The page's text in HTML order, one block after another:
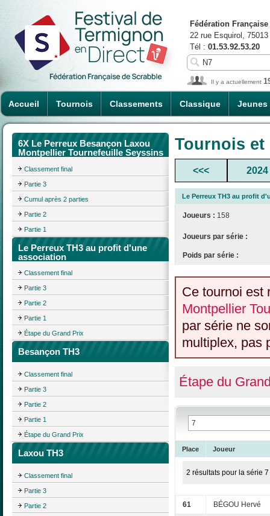
Accueil Tournois Classements Classique Jeunes
Fédération
22 rue Esquirol,
Tél : 01.53.92.53.20
Il y a actuellement
6X Le Perreux Besançon Laxou
Montpellier Tournefeuille Seyssins
Classement final
Partie 3
Cumul après 2 parties
Partie 2
Partie 1
Le Perreux TH3 au profit d'une
association
Classement final
Partie 3
Partie 2
Partie 1
Étape du Grand Prix
Besançon TH3
Classement final
Partie 3
Partie 2
Partie 1
Étape du Grand Prix
Laxou TH3
Classement final
Partie 3
Partie 2
Tournois
<<< 2024
Le Perreux TH3 au profit
Joueurs : 158
Joueurs par série :
Poids par série :
Ce tournoi est
Montpellier
par série ne
multiplex, pas
Étape du
Place Joueur
2 résultats pour la série 7
61 BÉGOU Hervé